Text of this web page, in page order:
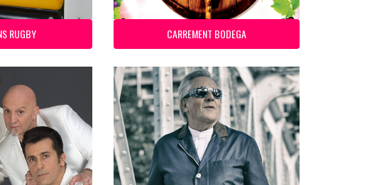
RUGBY CARREMENT BODEGA